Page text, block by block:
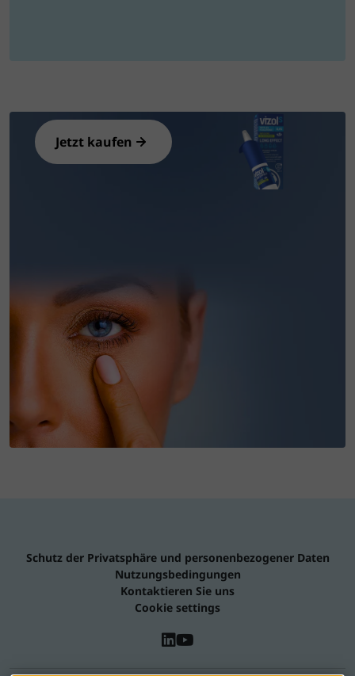
Jetzt kaufen
Schutz der Privatsphäre und personenbezogener Daten
Nutzungsbedingungen
Kontaktieren Sie uns
Cookie settings